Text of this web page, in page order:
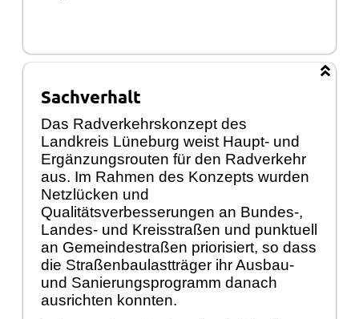
Sachverhalt
Das Radverkehrskonzept des
Landkreis Lüneburg weist Haupt- und
Ergänzungsrouten für den Radverkehr
aus. Im Rahmen des Konzepts wurden
Netzlücken und
Qualitätsverbesserungen an Bundes-,
Landes- und Kreisstraßen und punktuell
an Gemeindestraßen priorisiert, so dass
die Straßenbaulastträger ihr Ausbau-
und Sanierungsprogramm danach
ausrichten konnten.